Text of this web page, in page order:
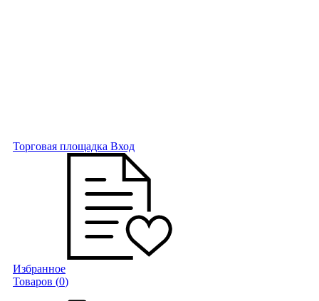
Торговая площадка Вход
Избранное
Товаров (0)